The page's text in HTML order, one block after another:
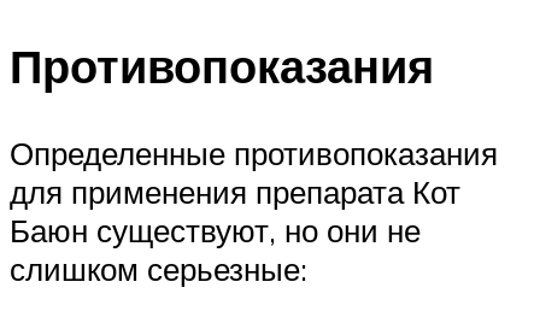
Противопоказания
Определенные противопоказания
для применения препарата Кот
Баюн существуют, но они не
слишком серьезные: